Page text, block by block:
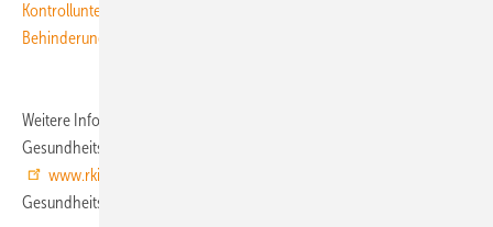
Kontrolluntersuchungen bei Kindern und Jugendlichen mit und ohne
Behinderungen
Weitere Informationen zum Gesundheitsmonitoring und zur
Gesundheitsberichterstattung finden Sie auf den Internetseiten:
www.rki.de
Gesundheitsberichterstattung